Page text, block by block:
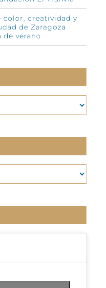
color, creatividad y
de Zaragoza
de verano